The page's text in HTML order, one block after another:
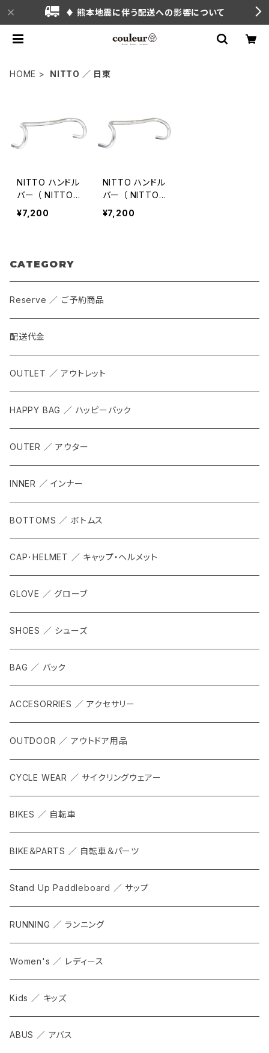
♦ 熊本地震に伴う配送への影響について
HOME NITTO ／ 日東
NITTO ハンドル
バー （ NITTO
B132 Hanafud
a Grand Rand
¥7,200
NITTO ハンドル
バー （ NITTO
B136 Hanafud
a Bee Bar ）
¥7,200
CATEGORY
Reserve ／ ご予約商品
配送代金
OUTLET ／ アウトレット
HAPPY BAG ／ ハッピーバック
OUTER ／ アウター
INNER ／ インナー
BOTTOMS ／ ボトムス
CAP･HELMET ／ キャップ・ヘルメット
GLOVE ／ グローブ
SHOES ／ シューズ
BAG ／ バック
ACCESORRIES ／ アクセサリー
OUTDOOR ／ アウトドア用品
CYCLE WEAR ／ サイクリングウェアー
BIKES ／ 自転車
BIKE＆PARTS ／ 自転車＆パーツ
Stand Up Paddleboard ／ サップ
RUNNING ／ ランニング
Women's ／ レディース
Kids ／ キッズ
ABUS ／ アバス